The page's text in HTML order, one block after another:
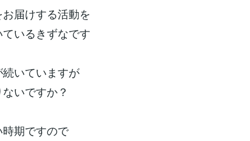
届けする活動を
いるきずなです
いていますが
いですか？
期ですので